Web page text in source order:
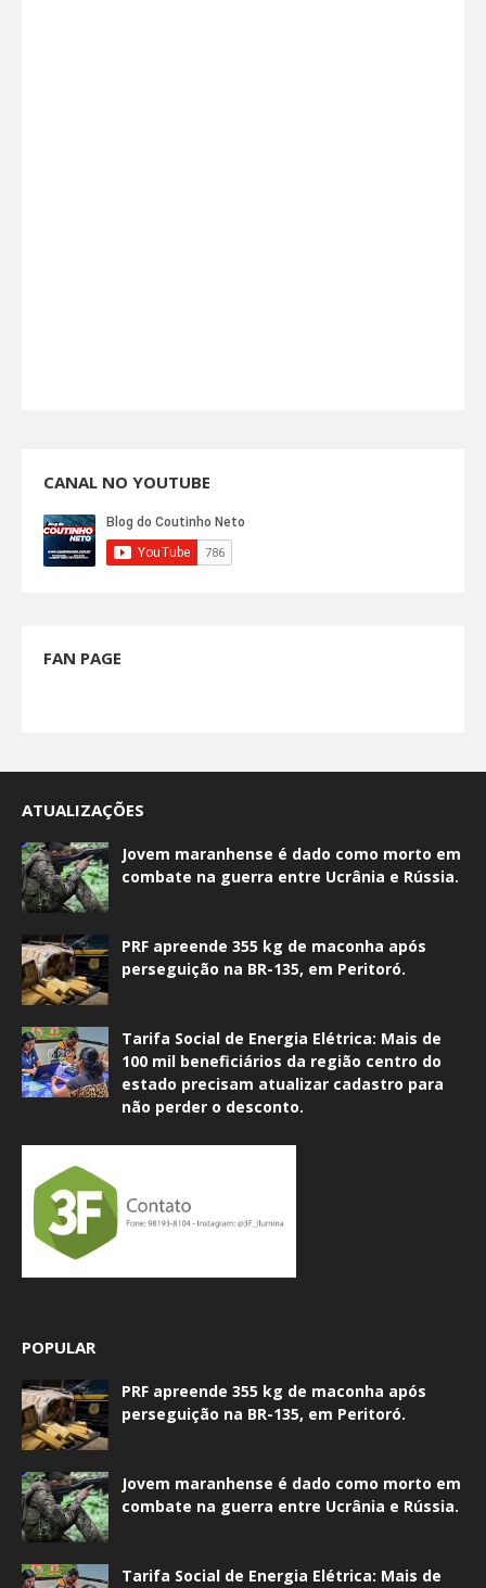
CANAL NO YOUTUBE
FAN PAGE
ATUALIZAÇÕES
Jovem maranhense é dado como morto em
combate na guerra entre Ucrânia e Rússia.
PRF apreende 355 kg de maconha após
perseguição na BR-135, em Peritoró.
Tarifa Social de Energia Elétrica: Mais de
100 mil beneficiários da região centro do
estado precisam atualizar cadastro para
não perder o desconto.
POPULAR
PRF apreende 355 kg de maconha após
perseguição na BR-135, em Peritoró.
Jovem maranhense é dado como morto em
combate na guerra entre Ucrânia e Rússia.
Tarifa Social de Energia Elétrica: Mais de